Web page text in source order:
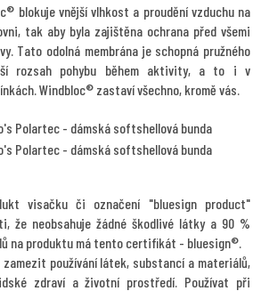
blokuje vnější vlhkost a proudění vzduchu na
tak aby byla zajištěna ochrana před všemi
Tato odolná membrána je schopná pružného
rozsah pohybu během aktivity, a to i v
Windbloc® zastaví všechno, kromě vás.
visačku či označení "bluesign product"
že neobsahuje žádné škodlivé látky a 90 %
na produktu má tento certifikát - bluesign®.
zamezit používání látek, substancí a materiálů,
zdraví a životní prostředí. Používat při